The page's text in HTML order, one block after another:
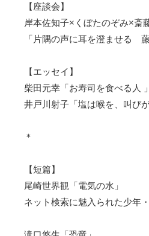
【座談会】
岸本佐知子×くぼたのぞみ×斎
「片隅の声に耳を澄ませる
【エッセイ】
柴田元幸「お寿司を食べる人 」
井戸川射子「塩は喉を、叫びが
＊
【短篇】
尾崎世界観「電気の水」
ネット検索に魅入られた少年